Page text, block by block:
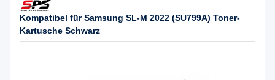
Kompatibel für Samsung SL-M 2022 (SU799A) Toner-
Kartusche Schwarz